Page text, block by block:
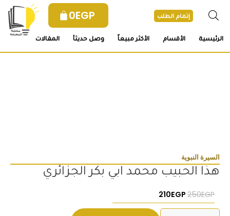
0EGP إتمام الطلب
الرئيسية الأقسام الأكثر مبيعاً وصل حديثأ المقالات
السيرة النبوية
هذا الحبيب محمد ابي بكر الجزائري
250EGP السعر الأصلي هو: 250EGP.
210EGP